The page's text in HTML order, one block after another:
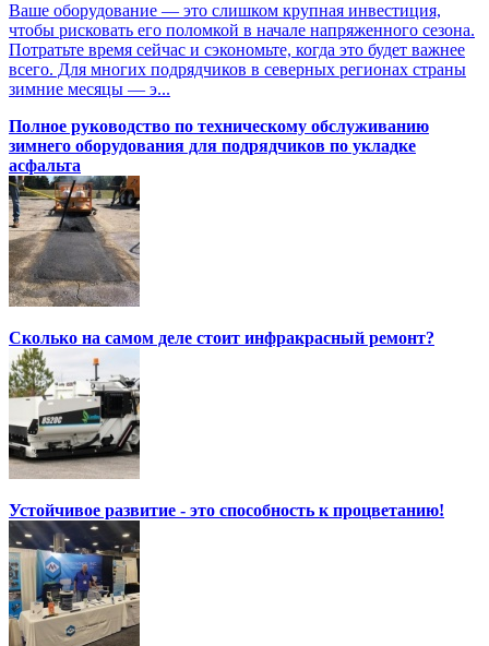
Ваше оборудование — это слишком крупная инвестиция,
чтобы рисковать его поломкой в начале напряженного сезона.
Потратьте время сейчас и сэкономьте, когда это будет важнее
всего. Для многих подрядчиков в северных регионах страны
зимние месяцы — э...
Полное руководство по техническому обслуживанию
зимнего оборудования для подрядчиков по укладке
асфальта
Сколько на самом деле стоит инфракрасный ремонт?
Устойчивое развитие - это способность к процветанию!